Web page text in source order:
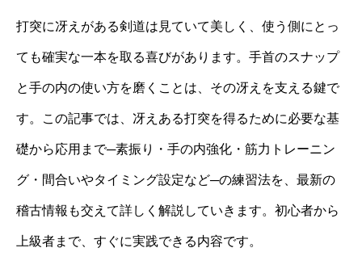
打突に冴えがある剣道は見ていて美しく、使う側にとっ
ても確実な一本を取る喜びがあります。手首のスナップ
と手の内の使い方を磨くことは、その冴えを支える鍵で
す。この記事では、冴えある打突を得るために必要な基
礎から応用まで─素振り・手の内強化・筋力トレーニン
グ・間合いやタイミング設定など─の練習法を、最新の
稽古情報も交えて詳しく解説していきます。初心者から
上級者まで、すぐに実践できる内容です。